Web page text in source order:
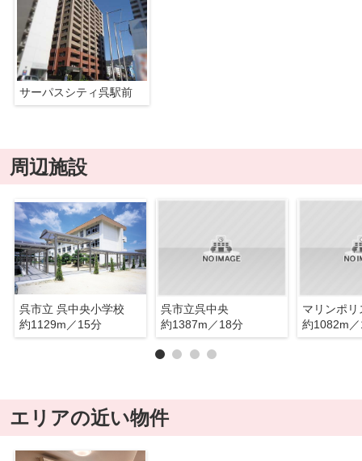
サーパスシティ呉駅前
周辺施設
呉市立 呉中央小学校
約1129m／15分
呉市立呉中央
約1387m／18分
約1082m
エリアの近い物件